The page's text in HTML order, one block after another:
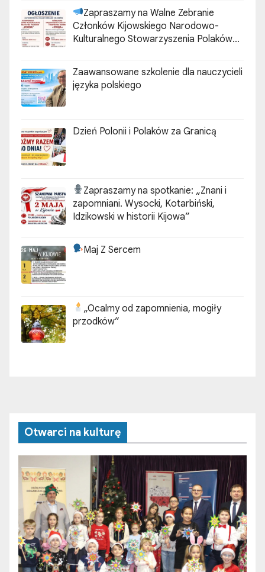
Zapraszamy na Walne Zebranie
Członków Kijowskiego Narodowo-
Kulturalnego Stowarzyszenia Polaków
Zaawansowane szkolenie dla nauczycieli
języka polskiego
Dzień Polonii i Polaków za Granicą
Zapraszamy na spotkanie: „Znani i
zapomniani. Wysocki, Kotarbiński,
Idzikowski w historii Kijowa”
Maj Z Sercem
„Ocalmy od zapomnienia, mogiły
przodków”
Otwarci na kulturę